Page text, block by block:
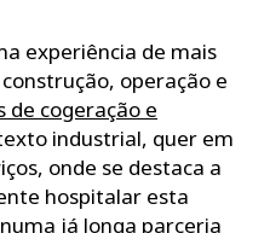
experiência de mais
operação e
de cogeração e
industrial, quer em
onde se destaca a
hospitalar esta
já longa parceria